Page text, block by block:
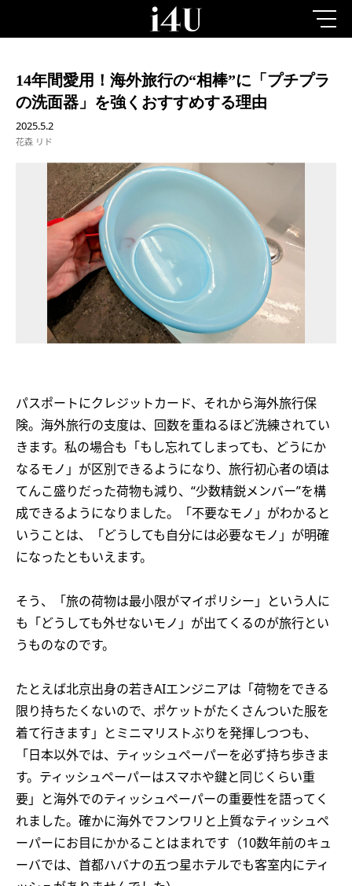
14年間愛用！海外旅行の“相棒”に「プチプラ
の洗面器」を強くおすすめする理由
2025.5.2
花森 リド
パスポートにクレジットカード、それから海外旅行保
険。海外旅行の支度は、回数を重ねるほど洗練されてい
きます。私の場合も「もし忘れてしまっても、どうにか
なるモノ」が区別できるようになり、旅行初心者の頃は
てんこ盛りだった荷物も減り、“少数精鋭メンバー”を構
成できるようになりました。「不要なモノ」がわかると
いうことは、「どうしても自分には必要なモノ」が明確
になったともいえます。
そう、「旅の荷物は最小限がマイポリシー」という人に
も「どうしても外せないモノ」が出てくるのが旅行とい
うものなのです。
たとえば北京出身の若きAIエンジニアは「荷物をできる
限り持ちたくないので、ポケットがたくさんついた服を
着て行きます」とミニマリストぶりを発揮しつつも、
「日本以外では、ティッシュペーパーを必ず持ち歩きま
す。ティッシュペーパーはスマホや鍵と同じくらい重
要」と海外でのティッシュペーパーの重要性を語ってく
れました。確かに海外でフンワリと上質なティッシュペ
ーパーにお目にかかることはまれです（10数年前のキュ
ーバでは、首都ハバナの五つ星ホテルでも客室内にティ